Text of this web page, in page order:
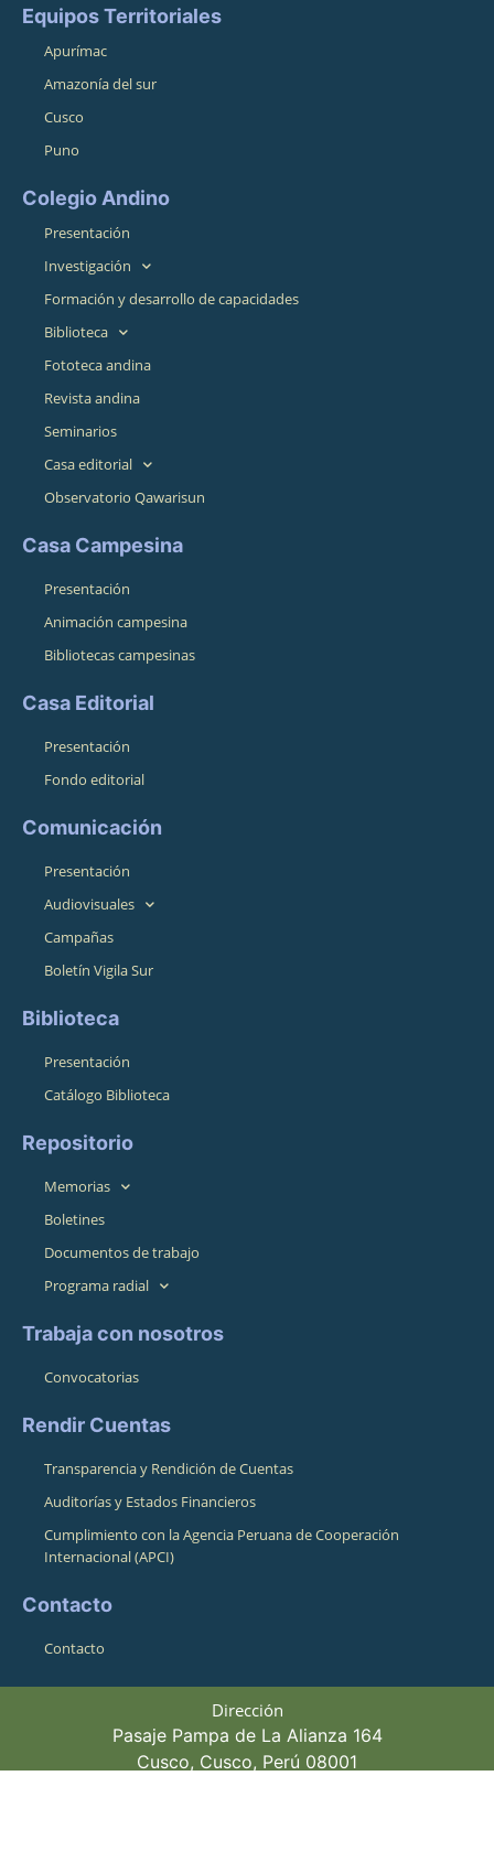
Equipos Territoriales
Apurímac
Amazonía del sur
Cusco
Puno
Colegio Andino
Presentación
Investigación
Formación y desarrollo de capacidades
Biblioteca
Fototeca andina
Revista andina
Seminarios
Casa editorial
Observatorio Qawarisun
Casa Campesina
Presentación
Animación campesina
Bibliotecas campesinas
Casa Editorial
Presentación
Fondo editorial
Comunicación
Presentación
Audiovisuales
Campañas
Boletín Vigila Sur
Biblioteca
Presentación
Catálogo Biblioteca
Repositorio
Memorias
Boletines
Documentos de trabajo
Programa radial
Trabaja con nosotros
Convocatorias
Rendir Cuentas
Transparencia y Rendición de Cuentas
Auditorías y Estados Financieros
Cumplimiento con la Agencia Peruana de Cooperación
Internacional (APCI)
Contacto
Contacto
Dirección
Pasaje Pampa de La Alianza 164
Cusco, Cusco, Perú 08001